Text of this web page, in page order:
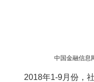
中国金融信息
2018年1-9月份，